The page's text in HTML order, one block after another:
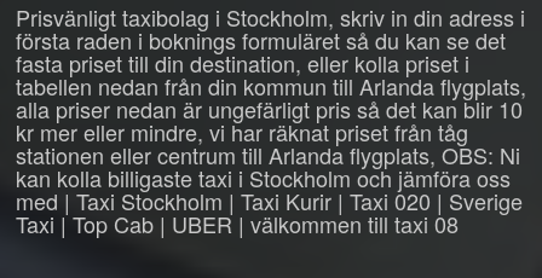
Prisvänligt taxibolag i Stockholm, skriv in din adress i
första raden i boknings formuläret så du kan se det
fasta priset till din destination, eller kolla priset i
tabellen nedan från din kommun till Arlanda flygplats,
alla priser nedan är ungefärligt pris så det kan blir 10
kr mer eller mindre, vi har räknat priset från tåg
stationen eller centrum till Arlanda flygplats, OBS: Ni
kan kolla billigaste taxi i Stockholm och jämföra oss
med | Taxi Stockholm | Taxi Kurir | Taxi 020 | Sverige
Taxi | Top Cab | UBER | välkommen till taxi 08